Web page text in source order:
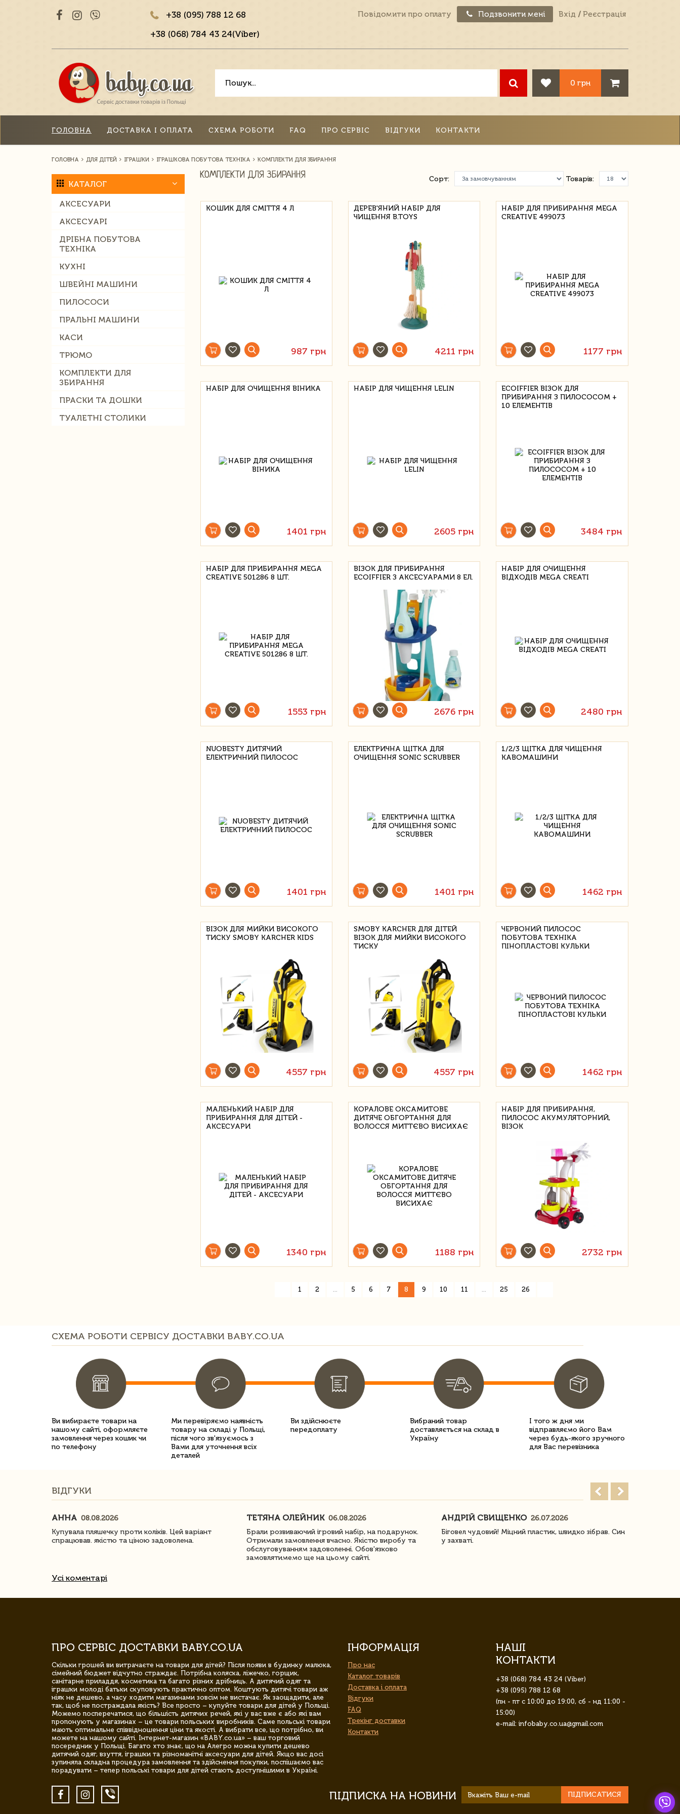
+38 (095) 788 12 68
+38 (068) 784 43 24(Viber)
Повідомити про оплату Подзвонити мені Вхід / Реєстрація
0 грн
ГОЛОВНА ДОСТАВКА І ОПЛАТА СХЕМА РОБОТИ FAQ ПРО СЕРВІС ВІДГУКИ КОНТАКТИ
ГОЛОВНА ДЛЯ ДІТЕЙ ІГРАШКИ ІГРАШКОВА ПОБУТОВА ТЕХНІКА КОМПЛЕКТИ ДЛЯ ЗБИРАННЯ
КАТАЛОГ
АКСЕСУАРИ
АКСЕСУАРІ
ДРІБНА ПОБУТОВА
ТЕХНІКА
КУХНІ
ШВЕЙНІ МАШИНИ
ПИЛОСОСИ
ПРАЛЬНІ МАШИНИ
КАСИ
ТРЮМО
КОМПЛЕКТИ ДЛЯ
ЗБИРАННЯ
ПРАСКИ ТА ДОШКИ
ТУАЛЕТНІ СТОЛИКИ
КОМПЛЕКТИ ДЛЯ ЗБИРАННЯ Товарів:
Сорт:
КОШИК ДЛЯ СМІТТЯ 4 Л
987 грн
ДЕРЕВ'ЯНИЙ НАБІР ДЛЯ
ЧИЩЕННЯ B.TOYS
4211 грн
НАБІР ДЛЯ ПРИБИРАННЯ MEGA
CREATIVE 499073
1177 грн
НАБІР ДЛЯ ОЧИЩЕННЯ ВІНИКА
1401 грн
НАБІР ДЛЯ ЧИЩЕННЯ LELIN
2605 грн
ECOIFFIER ВІЗОК ДЛЯ
ПРИБИРАННЯ З ПИЛОСОСОМ +
10 ЕЛЕМЕНТІВ
3484 грн
НАБІР ДЛЯ ПРИБИРАННЯ MEGA
CREATIVE 501286 8 ШТ.
1553 грн
ВІЗОК ДЛЯ ПРИБИРАННЯ
ECOIFFIER З АКСЕСУАРАМИ 8 ЕЛ.
2676 грн
НАБІР ДЛЯ ОЧИЩЕННЯ
ВІДХОДІВ MEGA CREATI
2480 грн
NUOBESTY ДИТЯЧИЙ
ЕЛЕКТРИЧНИЙ ПИЛОСОС
1401 грн
ЕЛЕКТРИЧНА ЩІТКА ДЛЯ
ОЧИЩЕННЯ SONIC SCRUBBER
1401 грн
1/2/3 ЩІТКА ДЛЯ ЧИЩЕННЯ
КАВОМАШИНИ
1462 грн
ВІЗОК ДЛЯ МИЙКИ ВИСОКОГО
ТИСКУ SMOBY KARCHER KIDS
4557 грн
SMOBY KARCHER ДЛЯ ДІТЕЙ
ВІЗОК ДЛЯ МИЙКИ ВИСОКОГО
ТИСКУ
4557 грн
ЧЕРВОНИЙ ПИЛОСОС
ПОБУТОВА ТЕХНІКА
ПІНОПЛАСТОВІ КУЛЬКИ
1462 грн
МАЛЕНЬКИЙ НАБІР ДЛЯ
ПРИБИРАННЯ ДЛЯ ДІТЕЙ -
АКСЕСУАРИ
1340 грн
КОРАЛОВЕ ОКСАМИТОВЕ
ДИТЯЧЕ ОБГОРТАННЯ ДЛЯ
ВОЛОССЯ МИТТЄВО ВИСИХАЄ
1188 грн
НАБІР ДЛЯ ПРИБИРАННЯ,
ПИЛОСОС АКУМУЛЯТОРНИЙ,
ВІЗОК
2732 грн
1 2 ... 5 6 7 8 9 10 11 ... 25 26
СХЕМА РОБОТИ СЕРВІСУ ДОСТАВКИ BABY.CO.UA
Ви вибираєте товари на
нашому сайті, оформляєте
замовлення через кошик чи
по телефону
Ми перевіряємо наявність
товару на складі у Польщі,
після чого зв'язуємось з
Вами для уточнення всіх
деталей
Ви здійснюєте
передоплату
Вибраний товар
доставляється на склад в
Україну
І того ж дня ми
відправляємо його Вам
через будь-якого зручного
для Вас перевізника
ВІДГУКИ
АННА 08.08.2026
Купувала пляшечку проти коліків. Цей варіант
спрацював. якістю та ціною задоволена.
ТЕТЯНА ОЛЕЙНИК 06.08.2026
Брали розвиваючий ігровий набір, на подарунок.
Отримали замовлення вчасно. Якістю виробу та
обслуговуванням задоволенні. Обов'язково
замовлятимемо ще на цьому сайті.
АНДРІЙ СВИЩЕНКО 26.07.2026
Біговел чудовий! Міцний пластик, швидко зібрав. Син
у захваті.
Усі коментарі
ПРО СЕРВІС ДОСТАВКИ BABY.CO.UA
Скільки грошей ви витрачаєте на товари для дітей? Після появи в будинку малюка,
сімейний бюджет відчутно страждає. Потрібна коляска, ліжечко, горщик,
санітарне приладдя, косметика та багато різних дрібниць. А дитячий одяг та
іграшки молоді батьки скуповують практично оптом. Коштують дитячі товари аж
ніяк не дешево, а часу ходити магазинами зовсім не вистачає. Як заощадити, але
так, щоб не постраждала якість? Все просто – купуйте товари для дітей у Польщі.
Можемо посперечатися, що більшість дитячих речей, які у вас вже є або які вам
пропонують у магазинах – це товари польських виробників. Саме польські товари
мають оптимальне співвідношення ціни та якості. А вибрати все, що потрібно, ви
можете на нашому сайті. Інтернет-магазин «BABY.co.ua» – ваш торговий
посередник у Польщі. Багато хто знає, що на Алегро можна купити дешево
дитячий одяг, взуття, іграшки та різноманітні аксесуари для дітей. Якщо вас досі
зупиняла складна процедура замовлення та здійснення покупки, поспішаємо вас
порадувати – тепер польські товари для дітей стають доступнішими в Україні.
ІНФОРМАЦІЯ
Про нас
Каталог товарів
Доставка і оплата
Відгуки
FAQ
Трекінг доставки
Контакти
НАШІ
КОНТАКТИ
+38 (068) 784 43 24 (Viber)
+38 (095) 788 12 68
(пн - пт с 10:00 до 19:00, сб - нд 11:00 -
15:00)
e-mail: infobaby.co.ua@gmail.com
ПІДПИСКА НА НОВИНИ ПІДПИСАТИСЯ